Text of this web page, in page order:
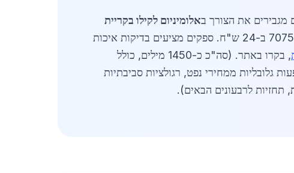
מגבירים את הצורך באלומיניום לקילו בקריית
, עם צפי למכירות של אלפי טונות בשנה. השוואת מחירים: אלומיניום ראשוני 21.5 ש"ח, סגסוגת 7075 ב-24 ש"ח. ספקים מציעים בדיקות איכות
, בקרו באתר. (סה"כ כ-1450 מילים, כולל
מפורטות על צריכה שנתית של 500 טון באזור, השפעות גלובליות ממחירי נפט, רגולציות סביבתיות